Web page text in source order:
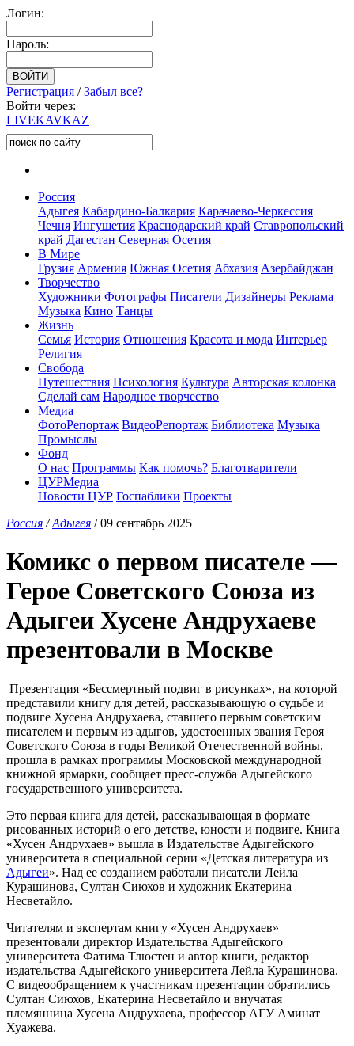
Логин:
Пароль:
Регистрация /Забыл все?
Войти через:
LIVEKAVKAZ
Россия
Адыгея Кабардино-Балкария Карачаево-Черкессия
Чечня Ингушетия Краснодарский край Ставропольский
край Дагестан Северная Осетия
В Мире
Грузия Армения Южная Осетия Абхазия Азербайджан
Творчество
Художники Фотографы Писатели Дизайнеры Реклама
Музыка Кино Танцы
Жизнь
Семья История Отношения Красота и мода Интерьер
Религия
Свобода
Путешествия Психология Культура Авторская колонка
Сделай сам Народное творчество
Медиа
ФотоРепортаж ВидеоРепортаж Библиотека Музыка
Промыслы
Фонд
О нас Программы Как помочь? Благотварители
ЦУРМедиа
Новости ЦУР Госпаблики Проекты
Россия /Адыгея / 09 сентябрь 2025
Комикс о первом писателе —
Герое Советского Союза из
Адыгеи Хусене Андрухаеве
презентовали в Москве
Презентация «Бессмертный подвиг в рисунках», на которой
представили книгу для детей, рассказывающую о судьбе и
подвиге Хусена Андрухаева, ставшего первым советским
писателем и первым из адыгов, удостоенных звания Героя
Советского Союза в годы Великой Отечественной войны,
прошла в рамках программы Московской международной
книжной ярмарки, сообщает пресс-служба Адыгейского
государственного университета.
Это первая книга для детей, рассказывающая в формате
рисованных историй о его детстве, юности и подвиге. Книга
«Хусен Андрухаев» вышла в Издательстве Адыгейского
университета в специальной серии «Детская литература из
Адыгеи». Над ее созданием работали писатели Лейла
Курашинова, Султан Сиюхов и художник Екатерина
Несветайло.
Читателям и экспертам книгу «Хусен Андрухаев»
презентовали директор Издательства Адыгейского
университета Фатима Тлюстен и автор книги, редактор
издательства Адыгейского университета Лейла Курашинова.
С видеообращением к участникам презентации обратились
Султан Сиюхов, Екатерина Несветайло и внучатая
племянница Хусена Андрухаева, профессор АГУ Аминат
Хуажева.